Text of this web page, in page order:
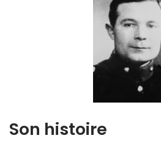
Son histoire